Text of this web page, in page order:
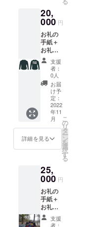
掲載い
たしま
載をご
希望の
方は備
考欄に
お名前
のご記
入お願
いいた
しま
す。
ニック
ネーム
社名で
も構い
い。）
※SNS掲
載と
は、団
体HP・
団体
Instagr
am・団
Twitter
にてご
協力者
様のお
名前を
掲載い
たしま
す。 掲
考欄に
お名前
入お願
いいた
しま
す。
メール
にて送
付させ
ていた
だきま
す。お
持ちの
PC・タ
ブレッ
ト端末
でご視
聴くだ
さい。
（無許
可での
動画の
転載・
い。）
※SNSで
リター
ンと
は、団
体HP・
団体
Instagr
20,
000 円
お礼の
手紙＋
お礼動
画＋
SNS掲
載＋学
生団体
Clown
オリジ
ナルト
レー
ナー ※
お礼動
画と
は…
mp4形
画を
メール
にて送
付させ
ていた
だきま
す。お
持ちの
支援
者：
0人
お届
け予
定：
2022
年11
月
詳細を見る
こ
の
リ
タ
ー
ン
を
選
択
す
る
25,
000 円
お礼の
手紙＋
お礼動
画＋
SNS掲
支援
者：